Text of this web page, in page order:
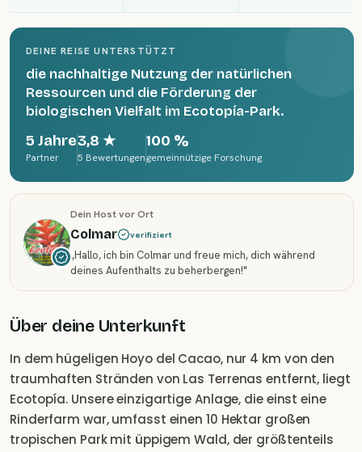
DEINE REISE UNTERSTÜTZT
die nachhaltige Nutzung der natürlichen
Ressourcen und die Förderung der
biologischen Vielfalt im Ecotopía-Park.
5 Jahre
Partner
3,8 ★
5 Bewertungen
100 %
gemeinnützige Forschung
Dein Host vor Ort
Colmar verifiziert
„Hallo, ich bin Colmar und freue mich, dich während
deines Aufenthalts zu beherbergen!"
Über deine Unterkunft
In dem hügeligen Hoyo del Cacao, nur 4 km von den
traumhaften Stränden von Las Terrenas entfernt, liegt
Ecotopía. Unsere einzigartige Anlage, die einst eine
Rinderfarm war, umfasst einen 10 Hektar großen
tropischen Park mit üppigem Wald, der größtenteils